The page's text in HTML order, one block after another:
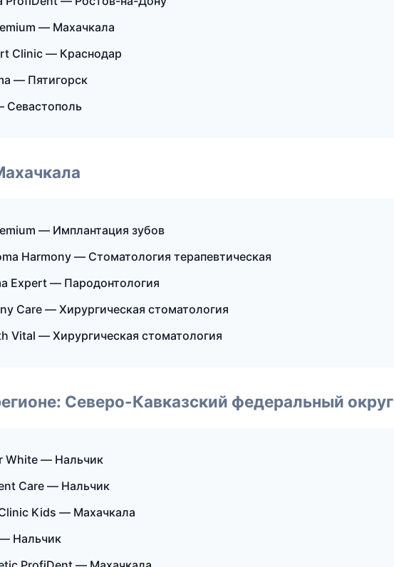
— Махачкала
Clinic — Краснодар
— Пятигорск
Севастополь
— Имплантация зубов
Harmony — Стоматология терапевтическая
Expert — Пародонтология
Care — Хирургическая стоматология
Vital — Хирургическая стоматология
Северо-Кавказский федеральный округ
White — Нальчик
Care — Нальчик
Kids — Махачкала
Нальчик